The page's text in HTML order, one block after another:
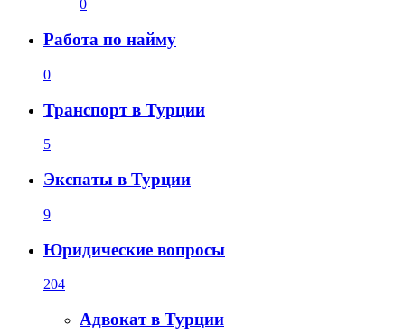
0
Работа по найму
0
Транспорт в Турции
5
Экспаты в Турции
9
Юридические вопросы
204
Адвокат в Турции